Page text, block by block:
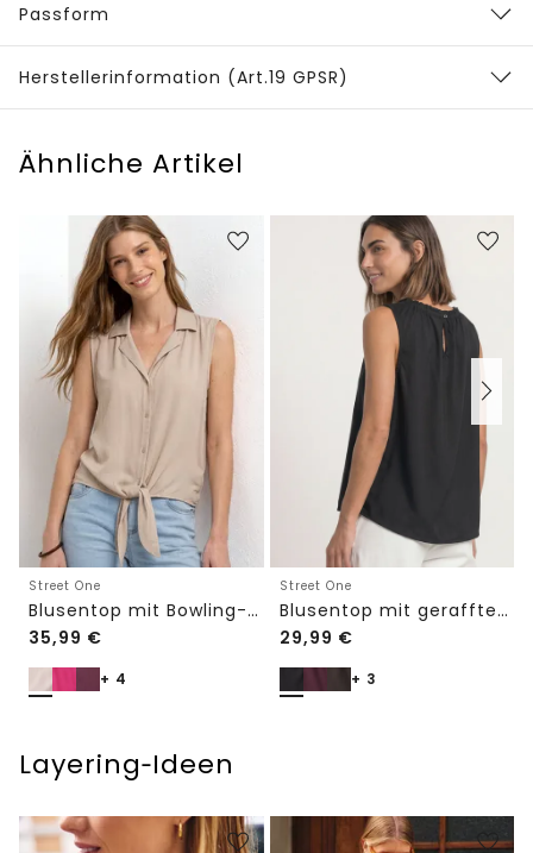
Passform
Herstellerinformation (Art.19 GPSR)
Ähnliche Artikel
Street One
Blusentop mit Bowling-Kragen und Knoten
35,99 €
+ 4
Street One
Blusentop mit gerafftem Rundhals
29,99 €
+ 3
Layering‑Ideen